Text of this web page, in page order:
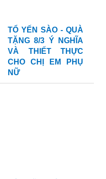
TỔ YẾN SÀO - QUÀ
TẶNG 8/3 Ý NGHĨA
VÀ THIẾT THỰC
CHO CHỊ EM PHỤ
NỮ